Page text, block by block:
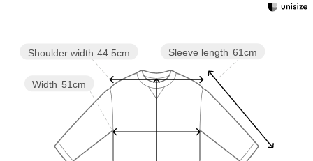
Sleeve length 61cm
Width 51cm
Shoulder width 44.5cm